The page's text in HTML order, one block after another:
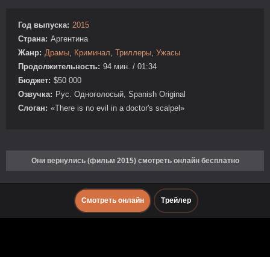
Год выпуска: 2015
Страна: Аргентина
Жанр: Драмы Криминал Триллеры Ужасы
Продолжительность: 94 мин. / 01:34
Бюджет: $50 000
Озвучка: Рус. Одноголосый, Spanish Original
Слоган: «There is no evil in a doctor's scalpel»
Они вернулись (фильм 2015) смотреть онлайн бесплатно
Смотреть онлайн Трейлер